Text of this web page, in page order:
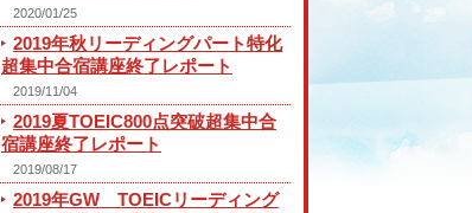
2020/01/25
2019年秋リーディングパート特化
超集中合宿講座終了レポート
2019/11/04
2019夏TOEIC800点突破超集中合
宿講座終了レポート
2019/08/17
2019年GW TOEICリーディング